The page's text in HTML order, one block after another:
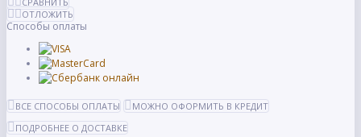
ОТЛОЖИТЬ
Способы оплаты
ВСЕ СПОСОБЫ ОПЛАТЫ
МОЖНО ОФОРМИТЬ В КРЕДИТ
ПОДРОБНЕЕ О ДОСТАВКЕ